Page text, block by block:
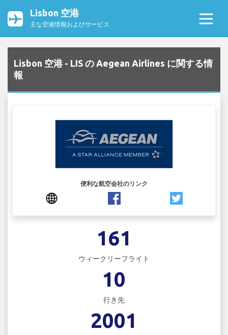
Lisbon 空港
主な空港情報およびサービス
Lisbon 空港 - LIS の Aegean Airlines に関する情
報
便利な航空会社のリンク
161
ウィークリーフライト
10
行き先
2001